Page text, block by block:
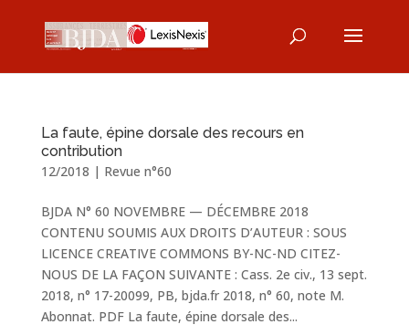
La faute, épine dorsale des recours en
contribution
12/2018 | Revue n°60
BJDA N° 60 NOVEMBRE — DÉCEMBRE 2018
CONTENU SOUMIS AUX DROITS D’AUTEUR : SOUS
LICENCE CREATIVE COMMONS BY-NC-ND CITEZ-
NOUS DE LA FAÇON SUIVANTE : Cass. 2e civ., 13 sept.
2018, n° 17-20099, PB, bjda.fr 2018, n° 60, note M.
Abonnat. PDF La faute, épine dorsale des...